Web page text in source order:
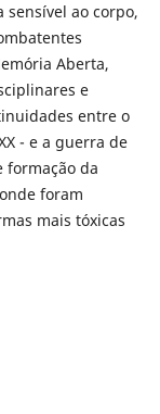
ao corpo,
Aberta,
e
entre o
- e a guerra de
formação da
foram
mais tóxicas